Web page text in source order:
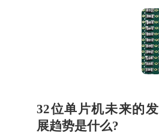
32位单片机未来的发
展趋势是什么?